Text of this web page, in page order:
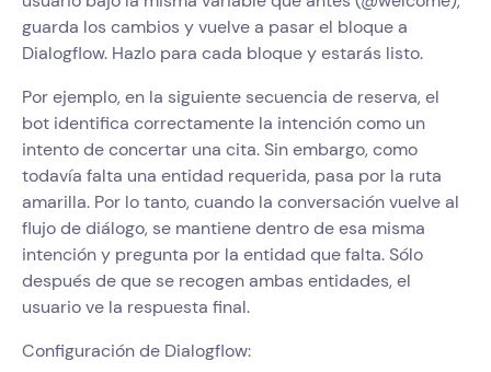
guarda los cambios y vuelve a pasar el bloque a
Dialogflow. Hazlo para cada bloque y estarás listo.
Por ejemplo, en la siguiente secuencia de reserva, el
bot identifica correctamente la intención como un
intento de concertar una cita. Sin embargo, como
todavía falta una entidad requerida, pasa por la ruta
amarilla. Por lo tanto, cuando la conversación vuelve al
flujo de diálogo, se mantiene dentro de esa misma
intención y pregunta por la entidad que falta. Sólo
después de que se recogen ambas entidades, el
usuario ve la respuesta final.
Configuración de Dialogflow: